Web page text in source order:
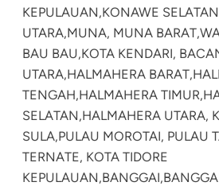
KEPULAUAN,KONAWE
UTARA,MUNA, MUNA BARAT,
BAU BAU,KOTA KENDARI,
UTARA,HALMAHERA BARAT,
TENGAH,HALMAHERA TIMUR,
SELATAN,HALMAHERA UTARA,
SULA,PULAU MOROTAI, PULAU
TERNATE, KOTA TIDORE
KEPULAUAN,BANGGAI,